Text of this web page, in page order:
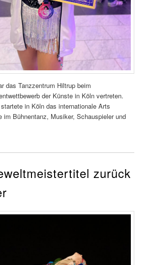
das Tanzzentrum Hiltrup beim
der Künste in Köln vertreten.
in Köln das internationale Arts
im Bühnentanz, Musiker, Schauspieler und
zurück